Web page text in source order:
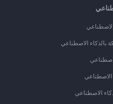
بالذكاء الاصطناعي
الاصطناعي
الاصطناعي